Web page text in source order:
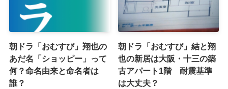
朝ドラ「おむすび」翔也の
あだ名「ショッピー」って
何？命名由来と命名者は
誰？
朝ドラ「おむすび」結と翔
也の新居は大阪・十三の築
古アパート1階 耐震基準
は大丈夫？